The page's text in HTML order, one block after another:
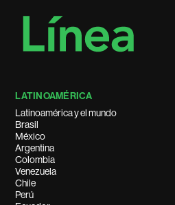
LATINOAMÉRICA
Latinoamérica y el mundo
Brasil
México
Argentina
Colombia
Venezuela
Chile
Perú